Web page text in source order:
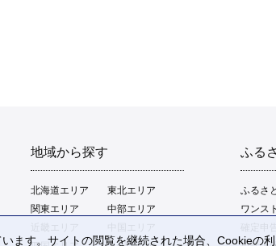
地域から探す
北海道エリア
東北エリア
関東エリア
中部エリア
ふる
ふるさ
ワンス
す。サイトの閲覧を継続された場合、Cookieの